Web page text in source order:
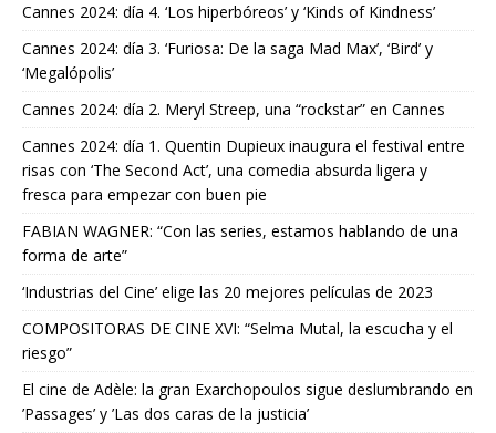
Cannes 2024: día 4. ‘Los hiperbóreos’ y ‘Kinds of Kindness’
Cannes 2024: día 3. ‘Furiosa: De la saga Mad Max’, ‘Bird’ y
‘Megalópolis’
Cannes 2024: día 2. Meryl Streep, una “rockstar” en Cannes
Cannes 2024: día 1. Quentin Dupieux inaugura el festival entre
risas con ‘The Second Act’, una comedia absurda ligera y
fresca para empezar con buen pie
FABIAN WAGNER: “Con las series, estamos hablando de una
forma de arte”
‘Industrias del Cine’ elige las 20 mejores películas de 2023
COMPOSITORAS DE CINE XVI: “Selma Mutal, la escucha y el
riesgo”
El cine de Adèle: la gran Exarchopoulos sigue deslumbrando en
’Passages’ y ’Las dos caras de la justicia’